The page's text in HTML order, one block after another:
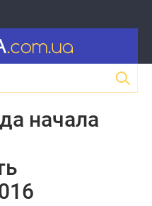
начала